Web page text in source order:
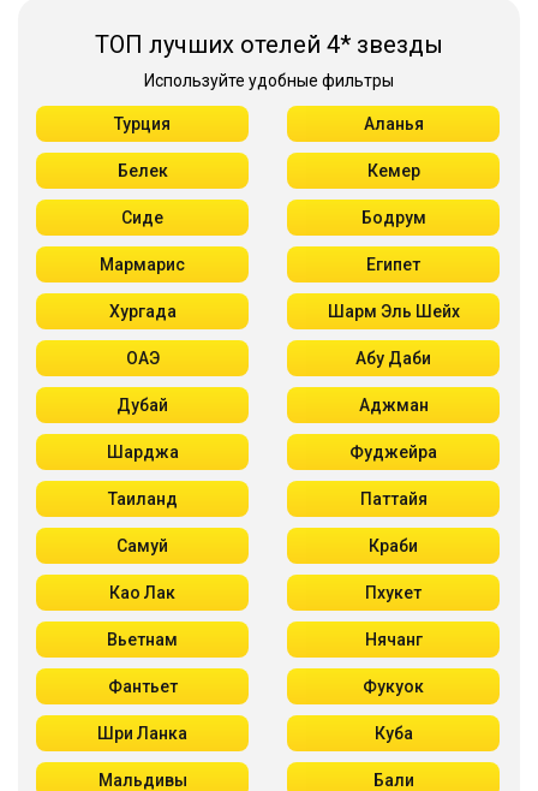
ТОП лучших отелей 4* звезды
Используйте удобные фильтры
Турция Аланья
Белек Кемер
Сиде Бодрум
Мармарис Египет
Хургада Шарм Эль Шейх
ОАЭ Абу Даби
Дубай Аджман
Шарджа Фуджейра
Таиланд Паттайя
Самуй Краби
Као Лак Пхукет
Вьетнам Нячанг
Фантьет Фукуок
Шри Ланка Куба
Мальдивы Бали